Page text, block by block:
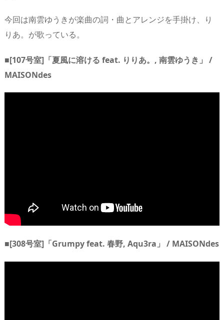
今回は南雲ゆうきが楽曲の詞・曲とアレンジを手掛け、り
りあ。が歌っている。
■[107号室]「夏風に溶ける feat. りりあ。, 南雲ゆうき」 /
MAISONdes
■[308号室]「Grumpy feat. 春野, Aqu3ra」 / MAISONdes